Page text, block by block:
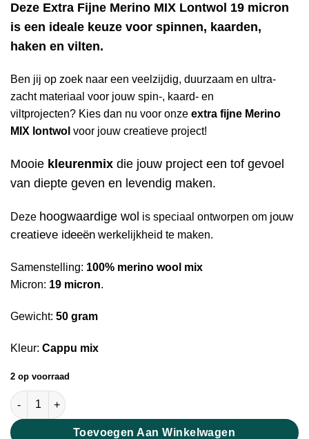
Deze Extra Fijne Merino MIX Lontwol 19 micron
is een ideale keuze voor spinnen, kaarden,
haken en vilten.
Ben jij op zoek naar een veelzijdig, duurzaam en ultra-
zacht materiaal voor jouw spin-, kaard- en
viltprojecten? Kies dan nu voor onze extra fijne Merino
MIX lontwol voor jouw creatieve project!
Mooie kleurenmix die jouw project een tof gevoel
van diepte geven en levendig maken.
Deze hoogwaardige wol is speciaal ontworpen om jouw
creatieve ideeën werkelijkheid te maken.
Samenstelling: 100% merino wool mix
Micron: 19 micron.
Gewicht: 50 gram
Kleur: Cappu mix
2 op voorraad
Extra Fijne Merino MIX Lontwol Cappu 19 micron aantal
Toevoegen Aan Winkelwagen